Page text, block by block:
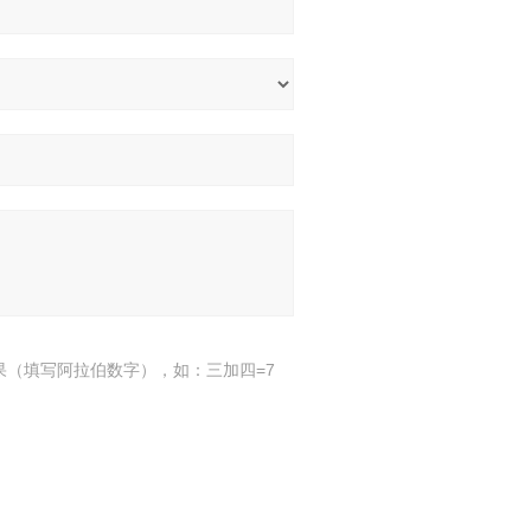
（填写阿拉伯数字），如：三加四=7